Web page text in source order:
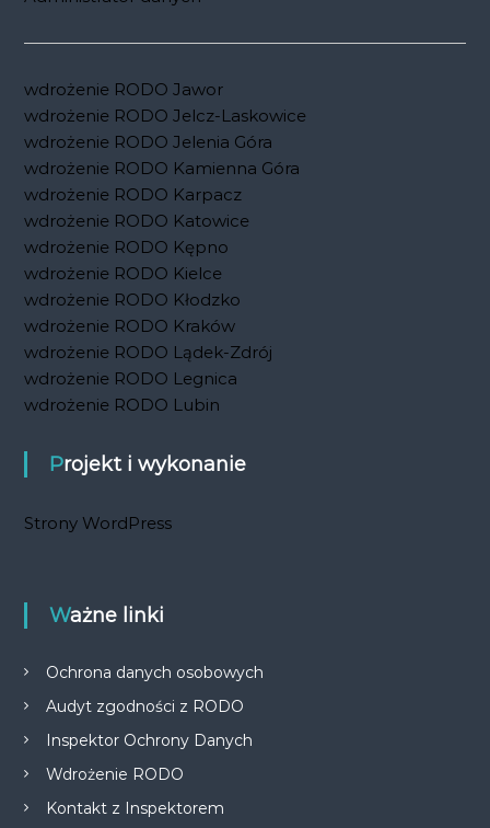
wdrożenie RODO Jawor
wdrożenie RODO Jelcz-Laskowice
wdrożenie RODO Jelenia Góra
wdrożenie RODO Kamienna Góra
wdrożenie RODO Karpacz
wdrożenie RODO Katowice
wdrożenie RODO Kępno
wdrożenie RODO Kielce
wdrożenie RODO Kłodzko
wdrożenie RODO Kraków
wdrożenie RODO Lądek-Zdrój
wdrożenie RODO Legnica
wdrożenie RODO Lubin
Projekt i wykonanie
Strony WordPress
Ważne linki
Ochrona danych osobowych
Audyt zgodności z RODO
Inspektor Ochrony Danych
Wdrożenie RODO
Kontakt z Inspektorem